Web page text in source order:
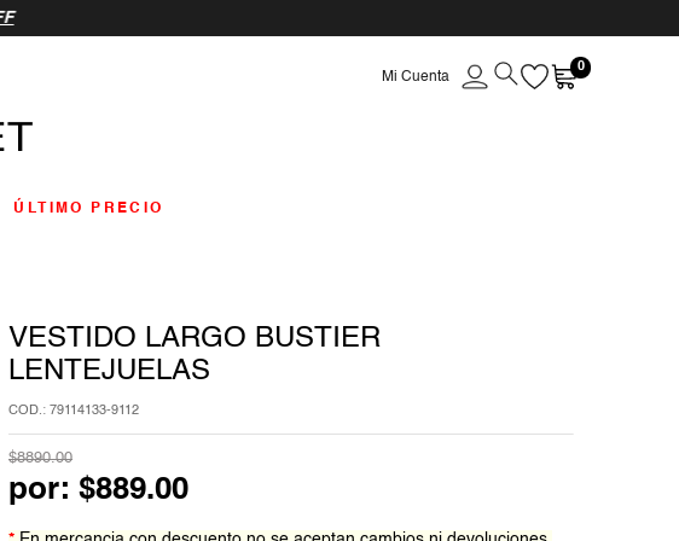
0
ÚLTIMO PRECIO
VESTIDO LARGO BUSTIER
LENTEJUELAS
: 79114133-9112
$8890.00
por:$889.00